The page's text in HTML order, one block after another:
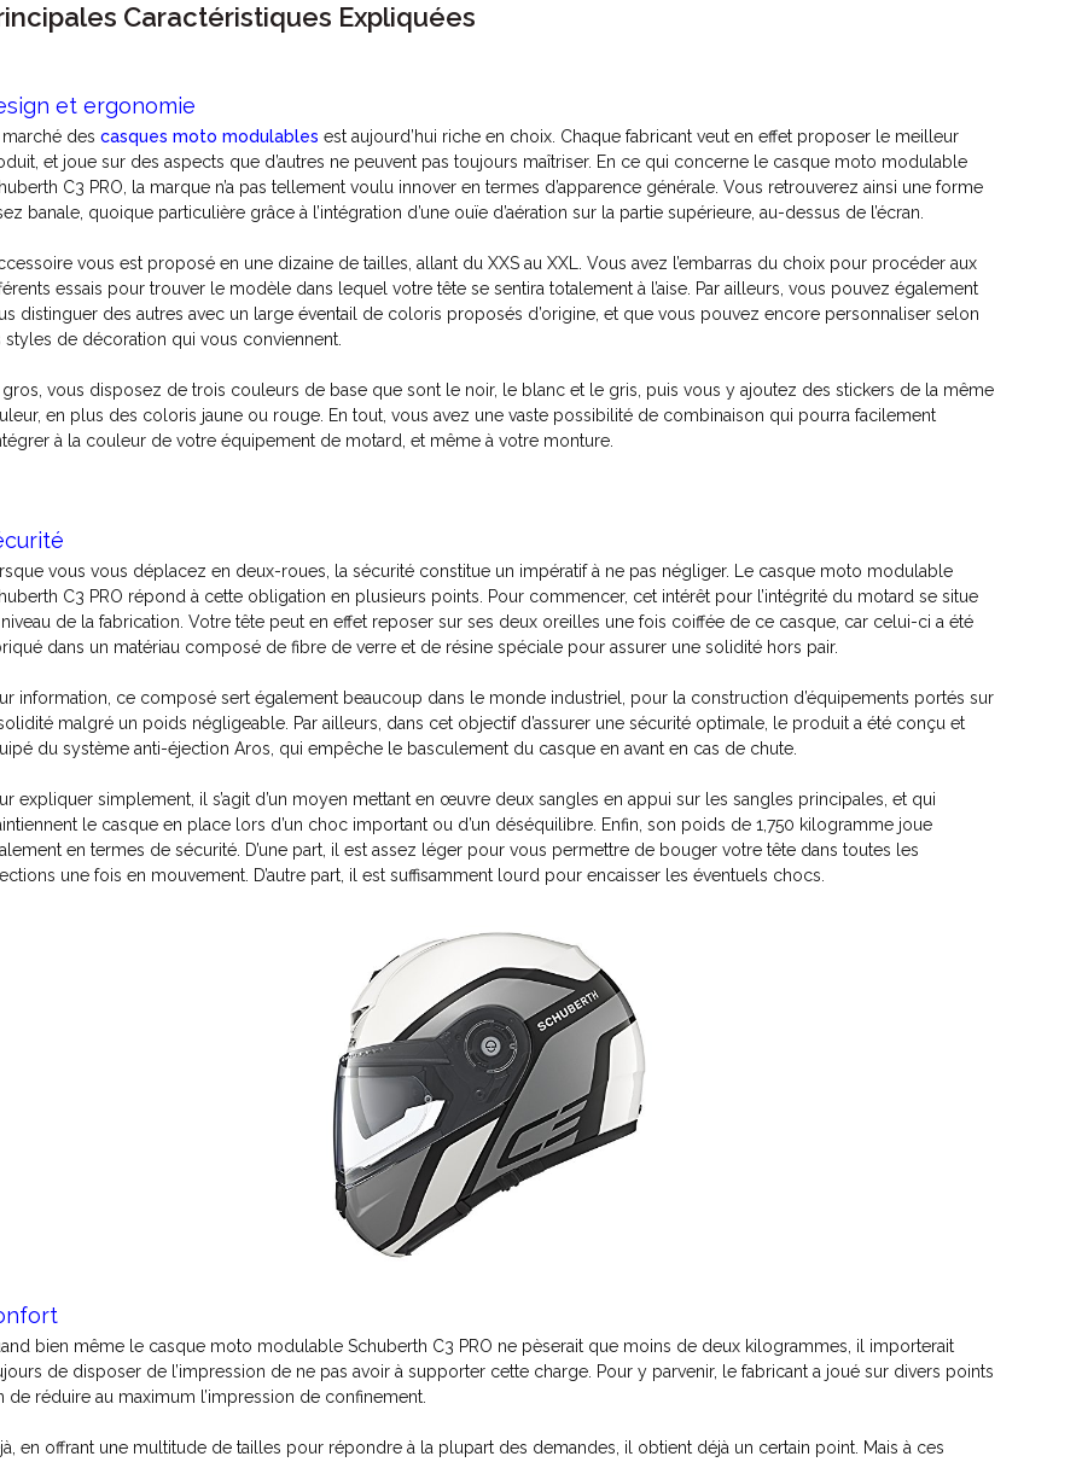
Caractéristiques Expliquées
et ergonomie
marché descasques moto modulables est aujourd’hui riche en choix. Chaque fabricant veut en effet proposer le meilleur
et joue sur des aspects que d’autres ne peuvent pas toujours maîtriser. En ce qui concerne le casque moto modulable
C3 PRO, la marque n’a pas tellement voulu innover en termes d’apparence générale. Vous retrouverez ainsi une forme
banale, quoique particulière grâce à l’intégration d’une ouïe d’aération sur la partie supérieure, au-dessus de l’écran.
vous est proposé en une dizaine de tailles, allant du XXS au XXL. Vous avez l’embarras du choix pour procéder aux
essais pour trouver le modèle dans lequel votre tête se sentira totalement à l’aise. Par ailleurs, vous pouvez également
distinguer des autres avec un large éventail de coloris proposés d’origine, et que vous pouvez encore personnaliser selon
styles de décoration qui vous conviennent.
gros, vous disposez de trois couleurs de base que sont le noir, le blanc et le gris, puis vous y ajoutez des stickers de la même
en plus des coloris jaune ou rouge. En tout, vous avez une vaste possibilité de combinaison qui pourra facilement
à la couleur de votre équipement de motard, et même à votre monture.
vous vous déplacez en deux-roues, la sécurité constitue un impératif à ne pas négliger. Le casque moto modulable
C3 PRO répond à cette obligation en plusieurs points. Pour commencer, cet intérêt pour l’intégrité du motard se situe
de la fabrication. Votre tête peut en effet reposer sur ses deux oreilles une fois coiffée de ce casque, car celui-ci a été
dans un matériau composé de fibre de verre et de résine spéciale pour assurer une solidité hors pair.
information, ce composé sert également beaucoup dans le monde industriel, pour la construction d’équipements portés sur
malgré un poids négligeable. Par ailleurs, dans cet objectif d’assurer une sécurité optimale, le produit a été conçu et
du système anti-éjection Aros, qui empêche le basculement du casque en avant en cas de chute.
expliquer simplement, il s’agit d’un moyen mettant en œuvre deux sangles en appui sur les sangles principales, et qui
le casque en place lors d’un choc important ou d’un déséquilibre. Enfin, son poids de 1,750 kilogramme joue
en termes de sécurité. D’une part, il est assez léger pour vous permettre de bouger votre tête dans toutes les
une fois en mouvement. D’autre part, il est suffisamment lourd pour encaisser les éventuels chocs.
bien même le casque moto modulable Schuberth C3 PRO ne pèserait que moins de deux kilogrammes, il importerait
de disposer de l’impression de ne pas avoir à supporter cette charge. Pour y parvenir, le fabricant a joué sur divers points
de réduire au maximum l’impression de confinement.
en offrant une multitude de tailles pour répondre à la plupart des demandes, il obtient déjà un certain point. Mais à ces